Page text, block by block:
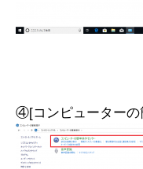
④[コンピューターの